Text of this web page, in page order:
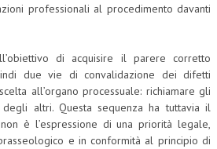
professionali al procedimento davanti
di acquisire il parere corretto
due vie di convalidazione dei difetti
all’organo processuale: richiamare gli
altri. Questa sequenza ha tuttavia il
è l’espressione di una priorità legale,
e in conformità al principio di